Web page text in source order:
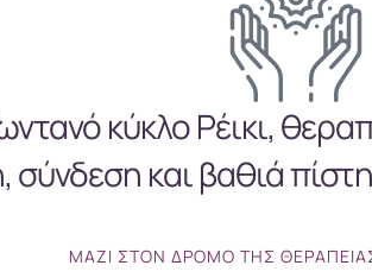
κύκλο Ρέικι,
σύνδεση και βαθιά
ΜΑΖΊ ΣΤΟΝ ΔΡΌΜΟ ΤΗΣ